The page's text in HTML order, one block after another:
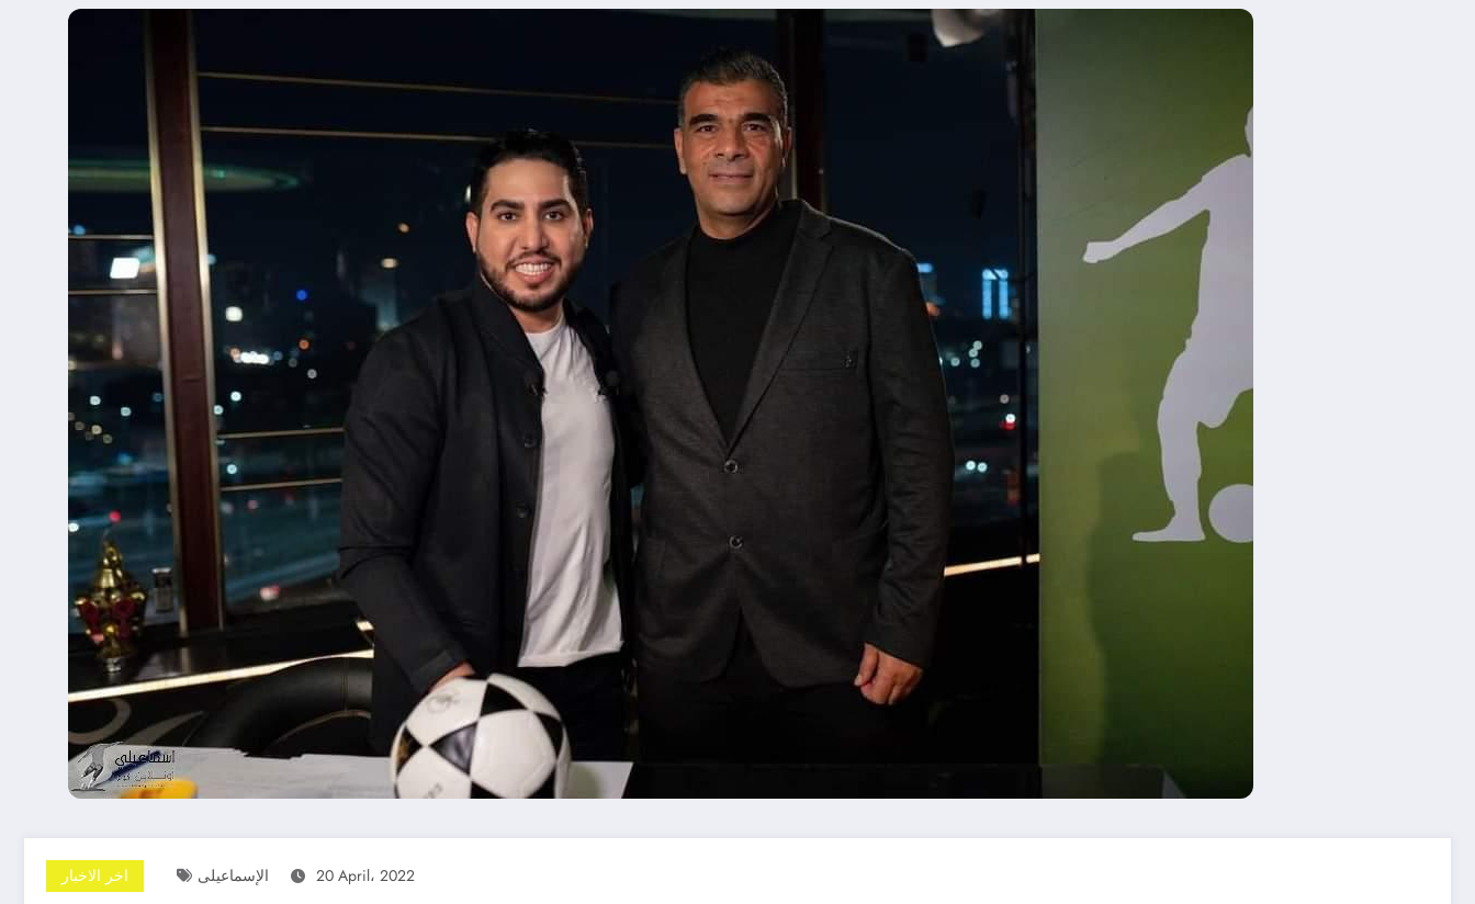
اخر الاخبار الإسماعيلى 20 April، 2022